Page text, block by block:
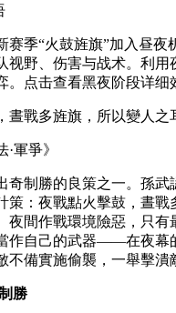
赛季“火鼓旌旗”加入昼夜
视野、伤害与战术。利用
。点击查看黑夜阶段详细
晝戰多旌旗，所以變人之
軍爭》
奇制勝的良策之一。孫武
策：夜戰點火擊鼓，晝戰
夜間作戰環境險惡，只有
作自己的武器——在夜幕
不備實施偷襲，一舉擊潰
勝